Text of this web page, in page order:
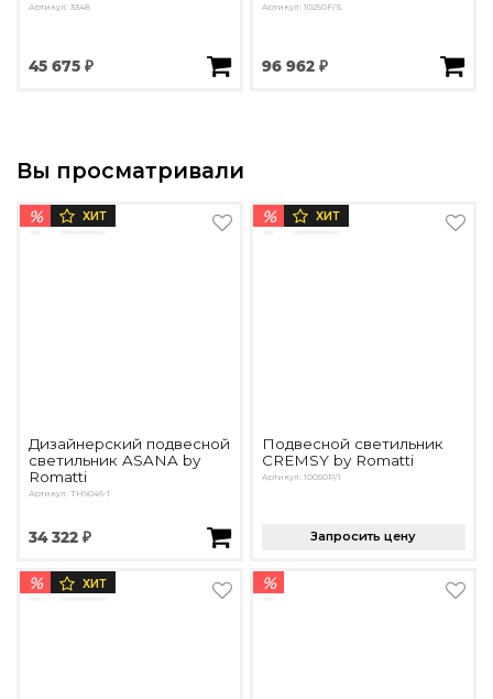
Артикул: 3348
45 675 ₽
Артикул: 10250F/S
96 962 ₽
Вы просматривали
% ХИТ
Дизайнерский подвесной
светильник ASANA by
Romatti
Артикул: TH9046-1
34 322 ₽
% ХИТ
Подвесной светильник
CREMSY by Romatti
Артикул: 10050P/1
Запросить цену
% ХИТ %